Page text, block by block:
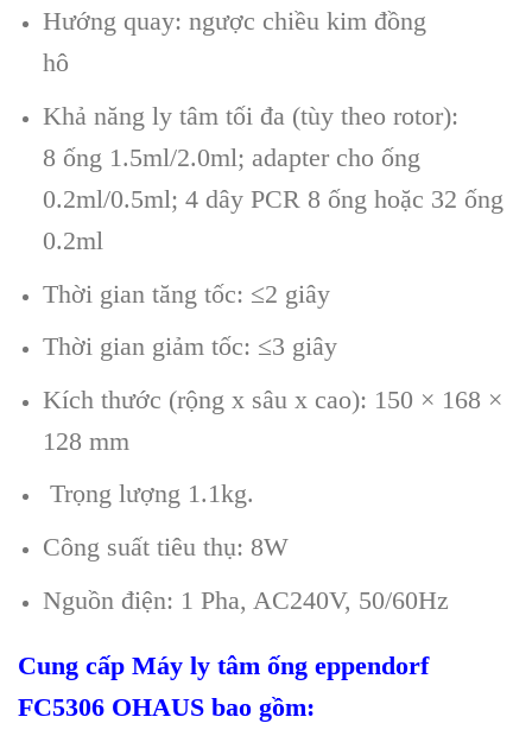
Hướng quay: ngược chiều kim đồng
hô
Khả năng ly tâm tối đa (tùy theo rotor):
8 ống 1.5ml/2.0ml; adapter cho ống
0.2ml/0.5ml; 4 dây PCR 8 ống hoặc 32 ống
0.2ml
Thời gian tăng tốc: ≤2 giây
Thời gian giảm tốc: ≤3 giây
Kích thước (rộng x sâu x cao): 150 × 168 ×
128 mm
Trọng lượng 1.1kg.
Công suất tiêu thụ: 8W
Nguồn điện: 1 Pha, AC240V, 50/60Hz
Cung cấp Máy ly tâm ống eppendorf
FC5306 OHAUS bao gồm: